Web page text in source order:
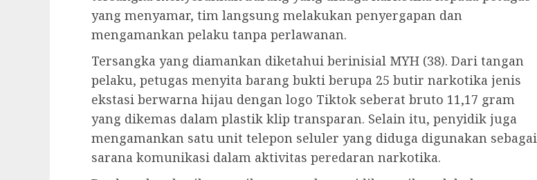
yang menyamar, tim langsung melakukan penyergapan dan
mengamankan pelaku tanpa perlawanan.
Tersangka yang diamankan diketahui berinisial MYH (38). Dari tangan
pelaku, petugas menyita barang bukti berupa 25 butir narkotika jenis
ekstasi berwarna hijau dengan logo Tiktok seberat bruto 11,17 gram
yang dikemas dalam plastik klip transparan. Selain itu, penyidik juga
mengamankan satu unit telepon seluler yang diduga digunakan sebagai
sarana komunikasi dalam aktivitas peredaran narkotika.